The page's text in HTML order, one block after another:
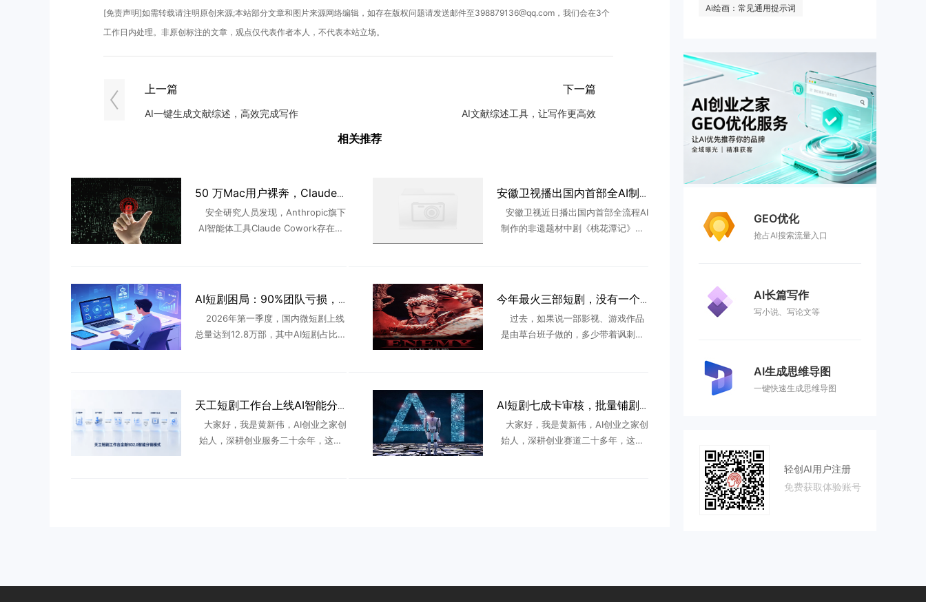
Ai绘画：常见通用提示词
GEO优化
抢占AI搜索流量入口
AI长篇写作
写小说、写论文等
AI生成思维导图
一键快速生成思维导图
轻创AI用户注册
免费获取体验账号
[免责声明]如需转载请注明原创来源;本站部分文章和图片来源网络编辑，如存在版权问题请发送邮件至398879136@qq.com，我们会在3个
工作日内处理。非原创标注的文章，观点仅代表作者本人，不代表本站立场。
上一篇
AI一键生成文献综述，高效完成写作
下一篇
AI文献综述工具，让写作更高效
相关推荐
50 万Mac用户裸奔，Claude智能体爆沙箱逃逸漏洞可读写任意文件
安全研究人员发现，Anthropic旗下
AI智能体工具Claude Cowork存在严
安徽卫视播出国内首部全AI制作非遗剧《桃花潭记》，AIGC剧集登陆上星平台
安徽卫视近日播出国内首部全流程AI
制作的非遗题材中剧《桃花潭记》，
AI短剧困局：90%团队亏损，2026年产能过剩
2026年第一季度，国内微短剧上线
总量达到12.8万部，其中AI短剧占比超
今年最火三部短剧，没有一个“正经团队”
过去，如果说一部影视、游戏作品
是由草台班子做的，多少带着讽刺意
戏 ...
天工短剧工作台上线AI智能分镜，普通人做短剧不再靠运气
大家好，我是黄新伟，AI创业之家创
始人，深耕创业服务二十余年，这两
AI短剧七成卡审核，批量铺剧时代落幕
大家好，我是黄新伟，AI创业之家创
始人，深耕创业赛道二十多年，这两